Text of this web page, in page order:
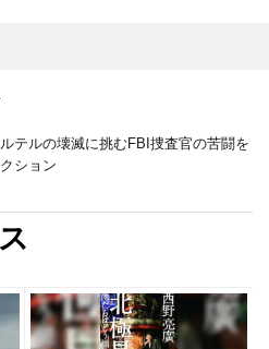
テルの壊滅に挑むFBI捜査官の苦闘を
ション